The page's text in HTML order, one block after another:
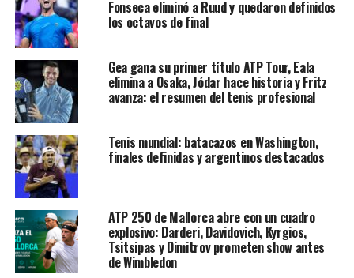
nunca se enfrentó.
The men's draw is out, with
top seed Rafael Nadal up
against Hugo Dellien in
round one.#AO2020|
#AusOpen
pic.twitter.com/I66CMwFLGF
— #AusOpen (@AustralianOpen)January 16, 2020
El sorteo, celebrado en la pista Margaret Court y que
Fonseca eliminó a Ruud y quedaron definidos
los octavos de final
Gea gana su primer título ATP Tour, Eala
elimina a Osaka, Jódar hace historia y Fritz
avanza: el resumen del tenis profesional
Tenis mundial: batacazos en Washington,
finales definidas y argentinos destacados
ATP 250 de Mallorca abre con un cuadro
explosivo: Darderi, Davidovich, Kyrgios,
Tsitsipas y Dimitrov prometen show antes
de Wimbledon